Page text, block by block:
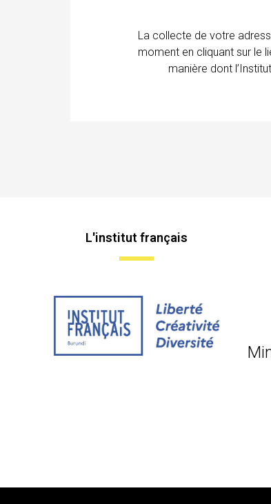
La collecte de votre
moment en cliquant sur le
manière dont
L'institut français